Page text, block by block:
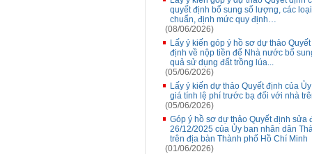
quyết định bổ sung số lượng, các
chuẩn, định mức quy định…
(08/06/2026)
Lấy ý kiến góp ý hồ sơ dự thảo
định về nộp tiền để Nhà nước bổ
quả sử dụng đất trồng lúa...
(05/06/2026)
Lấy ý kiến dự thảo Quyết định của
giá tính lệ phí trước bạ đối với nhà
(05/06/2026)
Góp ý hồ sơ dự thảo Quyết định sửa
26/12/2025 của Ủy ban nhân dân
trên địa bàn Thành phố Hồ Chí Minh
(01/06/2026)